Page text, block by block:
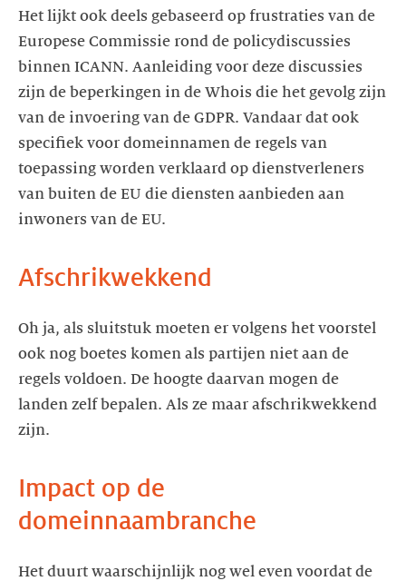
Het lijkt ook deels gebaseerd op frustraties van de
Europese Commissie rond de policydiscussies
binnen ICANN. Aanleiding voor deze discussies
zijn de beperkingen in de Whois die het gevolg zijn
van de invoering van de GDPR. Vandaar dat ook
specifiek voor domeinnamen de regels van
toepassing worden verklaard op dienstverleners
van buiten de EU die diensten aanbieden aan
inwoners van de EU.
Afschrikwekkend
Oh ja, als sluitstuk moeten er volgens het voorstel
ook nog boetes komen als partijen niet aan de
regels voldoen. De hoogte daarvan mogen de
landen zelf bepalen. Als ze maar afschrikwekkend
zijn.
Impact op de
domeinnaambranche
Het duurt waarschijnlijk nog wel even voordat de